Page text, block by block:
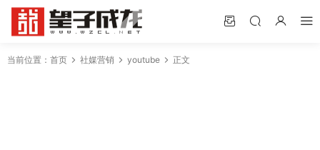
当前位置： 首页 社媒营销 youtube 正文